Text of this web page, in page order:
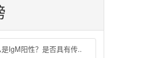
是IgM阳性？是否具有传..